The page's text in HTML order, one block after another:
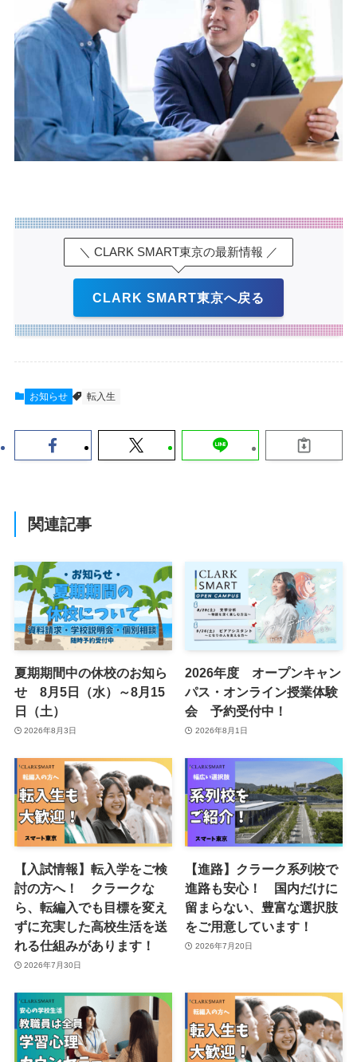
＼ CLARK SMART東京の最新情報 ／
CLARK SMART東京へ戻る
お知らせ 転入生
関連記事
夏期期間中の休校のお知ら
せ 8月5日（水）～8月15
日（土）
2026年8月3日
2026年度 オープンキャン
パス・オンライン授業体験
会 予約受付中！
2026年8月1日
【入試情報】転入学をご検
討の方へ！ クラークな
ら、転編入でも目標を変え
ずに充実した高校生活を送
れる仕組みがあります！
2026年7月30日
【進路】クラーク系列校で
進路も安心！ 国内だけに
留まらない、豊富な選択肢
をご用意しています！
2026年7月20日